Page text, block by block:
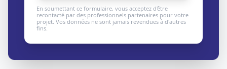
En soumettant ce formulaire, vous acceptez d'être
recontacté par des professionnels partenaires pour votre
projet. Vos données ne sont jamais revendues à d'autres
fins.